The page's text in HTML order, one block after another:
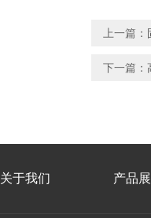
上一篇：
下一篇：
关于我们 产品